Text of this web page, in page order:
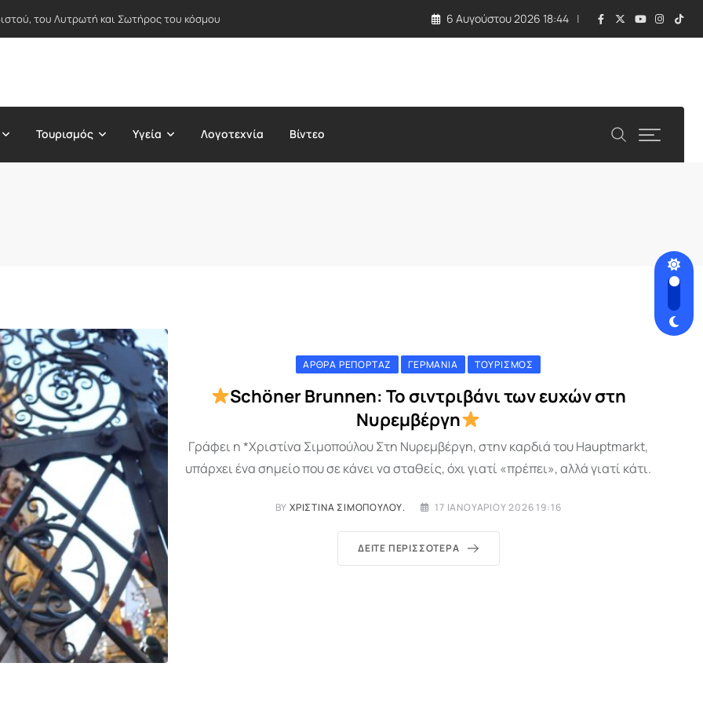
του Λυτρωτή και Σωτήρος του κόσμου 6 Αυγούστου 2026 18:44
Τουρισμός Υγεία Λογοτεχνία Βίντεο
ΆΡΘΡΑ ΡΕΠΟΡΤΆΖ ΓΕΡΜΑΝΊΑ ΤΟΥΡΙΣΜΌΣ
Schöner Brunnen: Το σιντριβάνι των ευχών στη
Νυρεμβέργη
Γράφει η *Χριστίνα Σιμοπούλου Στη Νυρεμβέργη, στην καρδιά του Hauptmarkt,
υπάρχει ένα σημείο που σε κάνει να σταθείς, όχι γιατί «πρέπει», αλλά γιατί κάτι.
BYΧΡΙΣΤΊΝΑ ΣΙΜΟΠΟΎΛΟΥ. 17 ΙΑΝΟΥΑΡΊΟΥ 2026 19:16
ΔΕΊΤΕ ΠΕΡΙΣΣΌΤΕΡΑ